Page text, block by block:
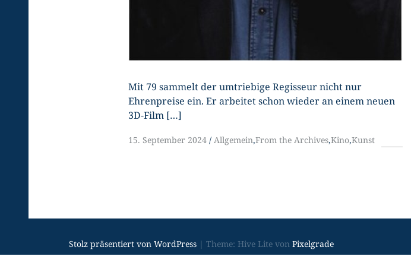
Mit 79 sammelt der umtriebige Regisseur nicht nur
Ehrenpreise ein. Er arbeitet schon wieder an einem neuen
3D-Film […]
15. September 2024 Allgemein,From the Archives,Kino,Kunst
Stolz präsentiert von WordPress | Theme: Hive Lite von Pixelgrade